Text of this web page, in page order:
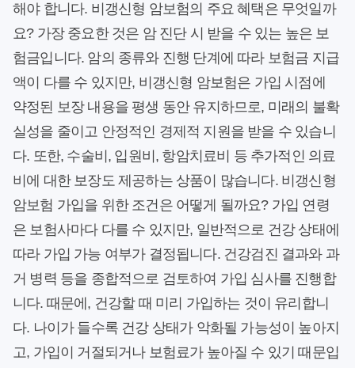
해야 합니다. 비갱신형 암보험의 주요 혜택은 무엇일까
요? 가장 중요한 것은 암 진단 시 받을 수 있는 높은 보
험금입니다. 암의 종류와 진행 단계에 따라 보험금 지급
액이 다를 수 있지만, 비갱신형 암보험은 가입 시점에
약정된 보장 내용을 평생 동안 유지하므로, 미래의 불확
실성을 줄이고 안정적인 경제적 지원을 받을 수 있습니
다. 또한, 수술비, 입원비, 항암치료비 등 추가적인 의료
비에 대한 보장도 제공하는 상품이 많습니다. 비갱신형
암보험 가입을 위한 조건은 어떻게 될까요? 가입 연령
은 보험사마다 다를 수 있지만, 일반적으로 건강 상태에
따라 가입 가능 여부가 결정됩니다. 건강검진 결과와 과
거 병력 등을 종합적으로 검토하여 가입 심사를 진행합
니다. 때문에, 건강할 때 미리 가입하는 것이 유리합니
다. 나이가 들수록 건강 상태가 악화될 가능성이 높아지
고, 가입이 거절되거나 보험료가 높아질 수 있기 때문입